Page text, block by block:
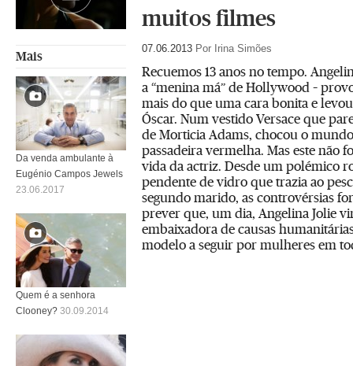
muitos filmes
07.06.2013 Por Irina Simões
Recuemos 13 anos no tempo.
a “menina má” de Hollywood –
mais do que uma cara bonita e
Óscar. Num vestido Versace que
de Morticia Adams, chocou o
passadeira vermelha. Mas este não
vida da actriz. Desde um polémico
pendente de vidro que trazia ao
segundo marido, as controvérsias
prever que, um dia, Angelina Jolie
embaixadora de causas
modelo a seguir por mulheres em
Mais
Da venda ambulante à
Eugénio Campos Jewels
23.06.2017
Quem é a senhora
Clooney? 30.09.2014